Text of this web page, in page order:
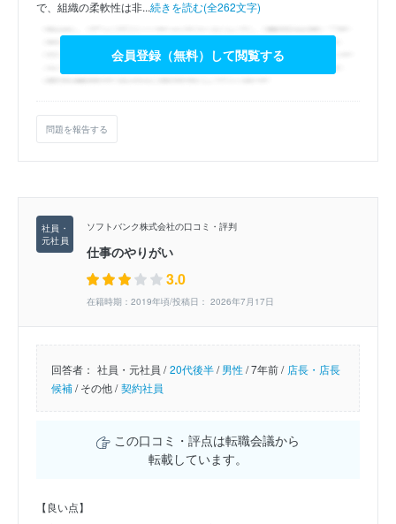
で、組織の柔軟性は非...続きを読む(全262文字)
会員登録（無料）して閲覧する
問題を報告する
ソフトバンク株式会社の口コミ・評判
仕事のやりがい
3.0
在籍時期：2019年頃/投稿日： 2026年7月17日
回答者： 社員・元社員 / 20代後半/男性/7年前 / 店長・店長
候補/その他 / 契約社員
この口コミ・評点は転職会議から
転載しています。
【良い点】